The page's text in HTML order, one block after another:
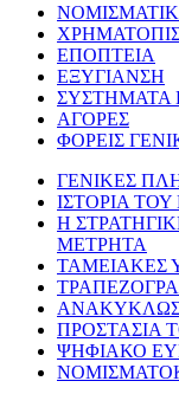
ΕΠΟΠΤΕΙΑ
ΕΞΥΓΙΑΝΣΗ
ΣΥΣΤΗΜΑΤΑ
ΑΓΟΡΕΣ
ΦΟΡΕΙΣ
ΓΕΝΙΚΕΣ
ΙΣΤΟΡΙΑ
Η
ΜΕΤΡΗΤΑ
ΤΑΜΕΙΑΚΕΣ
ΠΡΟΣΤΑΣΙΑ
ΨΗΦΙΑΚΟ